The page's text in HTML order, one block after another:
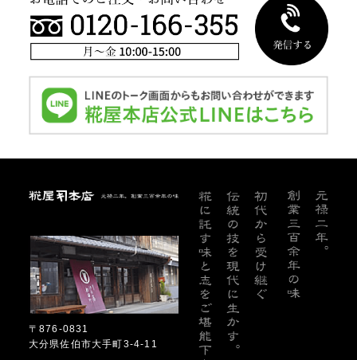
糀屋本店
〒876-0831
大分県佐伯市大手町3-4-11